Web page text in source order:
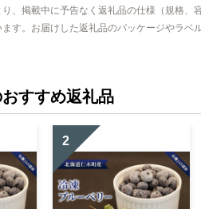
、掲載中に予告なく返礼品の仕様（規格、
す。お届けした返礼品のパッケージやラベ
すすめ返礼品
2